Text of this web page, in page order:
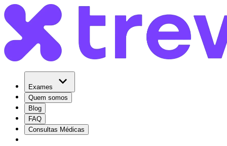
Exames
Quem somos
Blog
FAQ
Consultas Médicas